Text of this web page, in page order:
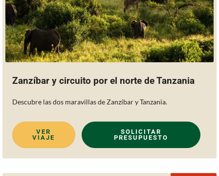
Zanzíbar y circuito por el norte de Tanzania
Descubre las dos maravillas de Zanzíbar y Tanzania.
VER
VIAJE
SOLICITAR
PRESUPUESTO